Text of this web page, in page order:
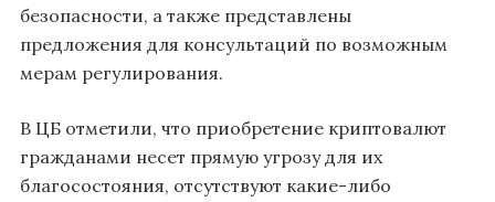
безопасности, а также представлены
предложения для консультаций по возможным
мерам регулирования.
В ЦБ отметили, что приобретение криптовалют
гражданами несет прямую угрозу для их
благосостояния, отсутствуют какие-либо